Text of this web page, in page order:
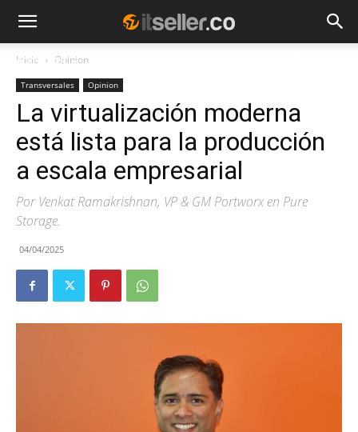
NOTICIAS
Inicio Opinion
Transversales Opinion
La virtualización moderna
está lista para la producción
a escala empresarial
Por Venkat Ramakrishnan, VP & GM Portworx en Pure
Storage.
04/04/2025